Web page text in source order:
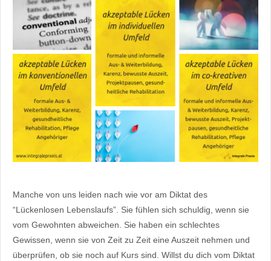
Manche von uns leiden nach wie vor am Diktat des
“Lückenlosen Lebenslaufs”. Sie fühlen sich schuldig, wenn sie
vom Gewohnten abweichen. Sie haben ein schlechtes
Gewissen, wenn sie von Zeit zu Zeit eine Auszeit nehmen und
überprüfen, ob sie noch auf Kurs sind. Willst du dich vom Diktat